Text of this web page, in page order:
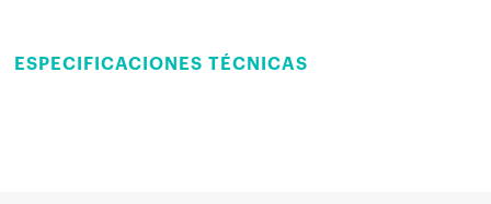
ESPECIFICACIONES TÉCNICAS